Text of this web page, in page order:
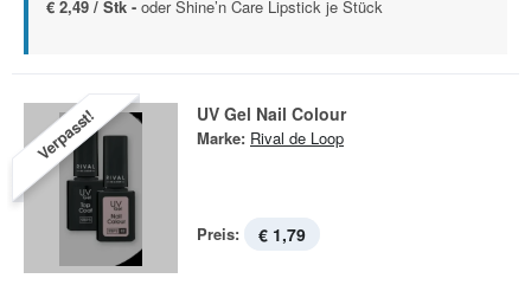
€ 2,49 / Stk - oder Shine’n Care Lipstick je Stück
Verpasst! UV Gel Nail Colour
Marke: Rival de Loop
Preis: € 1,79